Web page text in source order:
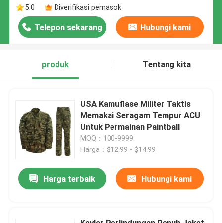
5.0
Diverifikasi pemasok
Telepon sekarang Hubungi kami
produk Tentang kita
USA Kamuflase Militer Taktis
Memakai Seragam Tempur ACU
Untuk Permainan Paintball
MOQ：100-9999
Harga：$12.99 - $14.99
Harga terbaik Hubungi kami